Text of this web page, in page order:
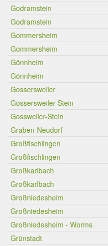
Godramstein
Godramstein
Gommersheim
Gommersheim
Gönnheim
Gönnheim
Gossersweiler
Gossersweiler-Stein
Gossweiler-Stein
Graben-Neudorf
Großfischlingen
Großfischlingen
Großkarlbach
Großkarlbach
Großniedesheim
Großniedesheim
Großniedesheim - Worms
Grünstadt